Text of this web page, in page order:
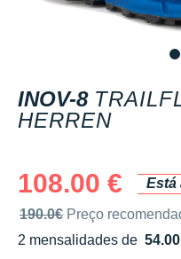
INOV-8
HERREN
108.00 €
Está
Preço de venda
190.0€ Preço
2 mensalidades de
sem custos